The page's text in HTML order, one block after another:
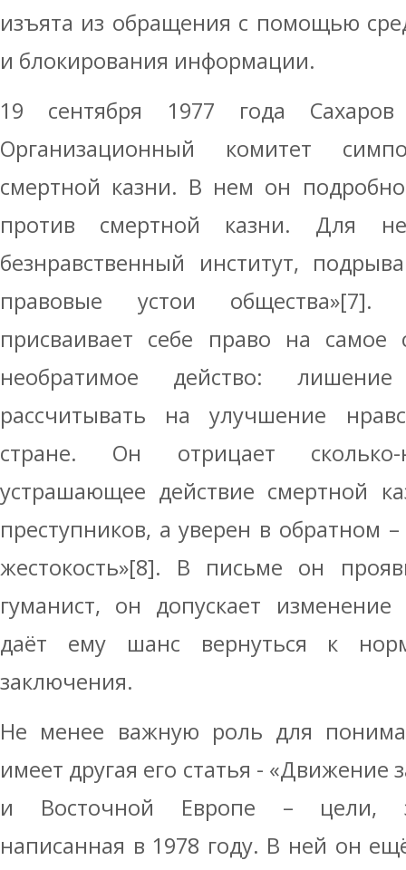
изъята из обращения с помощью
и блокирования информации.
19 сентября 1977 года
Организационный комитет
смертной казни. В нем он
против смертной казни. Для
безнравственный институт,
правовые устои общества»[7].
присваивает себе право на
необратимое действо:
рассчитывать на улучшение
стране. Он отрицает сколько-
устрашающее действие смертной
преступников, а уверен в обратном
жестокость»[8]. В письме он
гуманист, он допускает изменение
даёт ему шанс вернуться к
заключения.
Не менее важную роль для
имеет другая его статья - «Движение
и Восточной Европе – цели,
написанная в 1978 году. В ней он